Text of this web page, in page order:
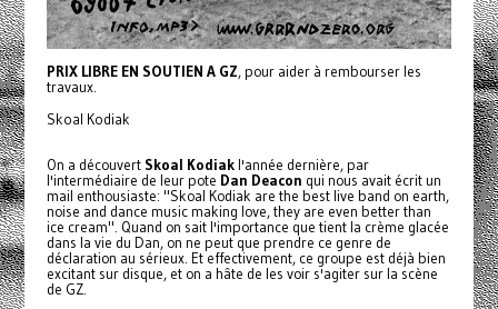
PRIX LIBRE EN SOUTIEN A GZ, pour aider à rembourser les
travaux.
Skoal Kodiak
On a découvert Skoal Kodiakl'année dernière, par
l'intermédiaire de leur pote Dan Deacon qui nous avait écrit un
mail enthousiaste: "Skoal Kodiak are the best live band on earth,
noise and dance music making love, they are even better than
ice cream". Quand on sait l'importance que tient la crème glacée
dans la vie du Dan, on ne peut que prendre ce genre de
déclaration au sérieux. Et effectivement, ce groupe est déjà bien
excitant sur disque, et on a hâte de les voir s'agiter sur la scène
de GZ.